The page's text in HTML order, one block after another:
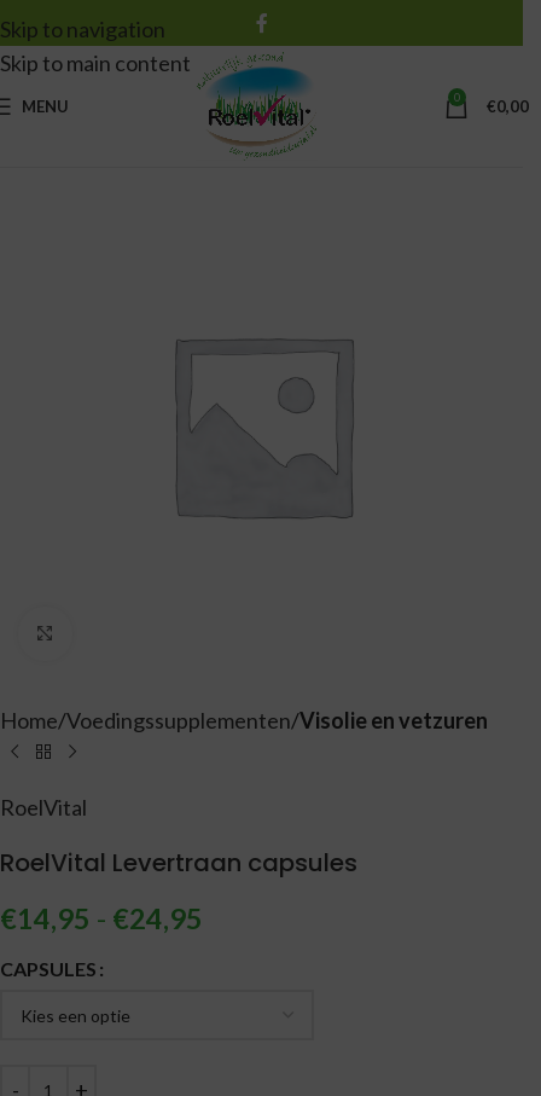
Skip to navigation
Skip to main content
MENU 0 €0,00
Home Voedingssupplementen Visolie en vetzuren
RoelVital
RoelVital Levertraan capsules
€14,95 - €24,95
CAPSULES
Alternative: